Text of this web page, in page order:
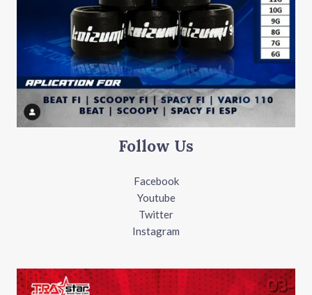
Follow Us
Facebook
Youtube
Twitter
Instagram